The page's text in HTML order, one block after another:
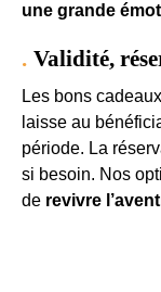
une grande
Validité,
Les bons
laisse au
période. La
si besoin. Nos
de revivre